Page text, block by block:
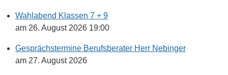
Wahlabend Klassen 7 + 9
am 26. August 2026 19:00
Gesprächstermine Berufsberater Herr Nebinger
am 27. August 2026